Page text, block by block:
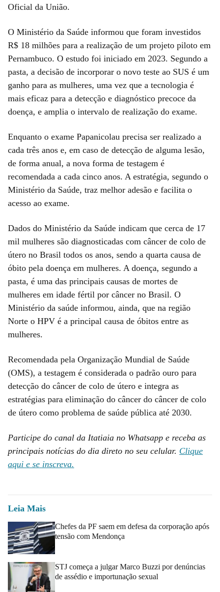
Oficial da União.
O Ministério da Saúde informou que foram investidos
R$ 18 milhões para a realização de um projeto piloto em
Pernambuco. O estudo foi iniciado em 2023. Segundo a
pasta, a decisão de incorporar o novo teste ao SUS é um
ganho para as mulheres, uma vez que a tecnologia é
mais eficaz para a detecção e diagnóstico precoce da
doença, e amplia o intervalo de realização do exame.
Enquanto o exame Papanicolau precisa ser realizado a
cada três anos e, em caso de detecção de alguma lesão,
de forma anual, a nova forma de testagem é
recomendada a cada cinco anos. A estratégia, segundo o
Ministério da Saúde, traz melhor adesão e facilita o
acesso ao exame.
Dados do Ministério da Saúde indicam que cerca de 17
mil mulheres são diagnosticadas com câncer de colo de
útero no Brasil todos os anos, sendo a quarta causa de
óbito pela doença em mulheres. A doença, segundo a
pasta, é uma das principais causas de mortes de
mulheres em idade fértil por câncer no Brasil. O
Ministério da saúde informou, ainda, que na região
Norte o HPV é a principal causa de óbitos entre as
mulheres.
Recomendada pela Organização Mundial de Saúde
(OMS), a testagem é considerada o padrão ouro para
detecção do câncer de colo de útero e integra as
estratégias para eliminação do câncer do câncer de colo
de útero como problema de saúde pública até 2030.
Participe do canal da Itatiaia no Whatsapp e receba as
principais notícias do dia direto no seu celular. Clique
aqui e se inscreva.
Leia Mais
Chefes da PF saem em defesa da corporação após
tensão com Mendonça
STJ começa a julgar Marco Buzzi por denúncias
de assédio e importunação sexual